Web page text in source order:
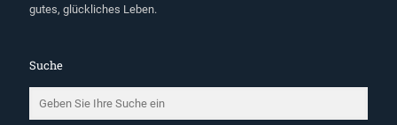
gutes, glückliches Leben.
Suche